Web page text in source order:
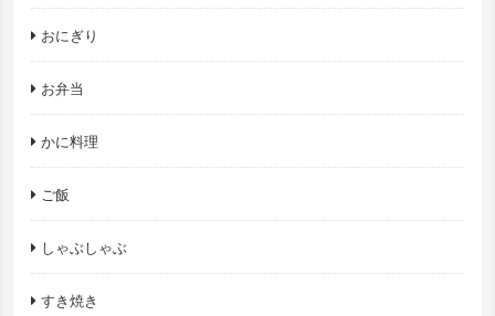
おにぎり
お弁当
かに料理
ご飯
しゃぶしゃぶ
すき焼き